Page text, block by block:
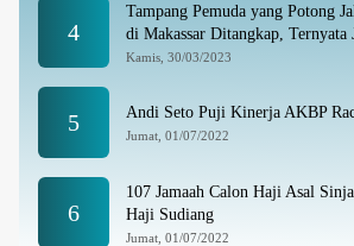
4
Tampang Pemuda yang Potong
di Makassar Ditangkap,
Kamis, 30/03/2023
5 Andi Seto Puji Kinerja AKBP
Jumat, 01/07/2022
6
107 Jamaah Calon Haji Asal
Haji Sudiang
Jumat, 01/07/2022